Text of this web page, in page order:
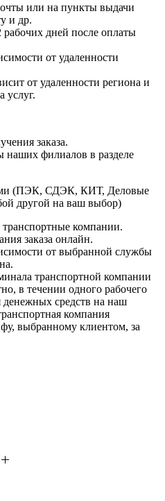
или на пункты выдачи
и др.
рабочих дней после оплаты
от удаленности
от удаленности региона и
услуг.
заказа.
наших филиалов в разделе
(ПЭК, СДЭК, КИТ, Деловые
другой на ваш выбор)
транспортные компании.
заказа онлайн.
от выбранной службы
транспортной компании
в течении одного рабочего
денежных средств на наш
компания
выбранному клиентом, за